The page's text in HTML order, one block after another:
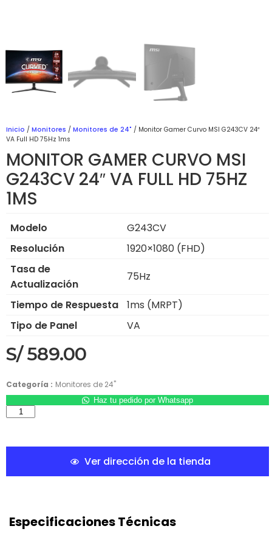
Inicio / Monitores / Monitores de 24" / Monitor Gamer Curvo MSI G243CV 24″
VA Full HD 75Hz 1ms
MONITOR GAMER CURVO MSI
G243CV 24″ VA FULL HD 75HZ
1MS
Modelo
G243CV
Resolución
1920×1080 (FHD)
Tasa de
Actualización
75Hz
Tiempo de Respuesta
1ms (MRPT)
Tipo de Panel
VA
S/589.00
Categoría : Monitores de 24"
Haz tu pedido por Whatsapp
Ver dirección de la tienda
Especificaciones Técnicas